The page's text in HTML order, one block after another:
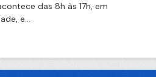
das 8h às 17h, em
e...